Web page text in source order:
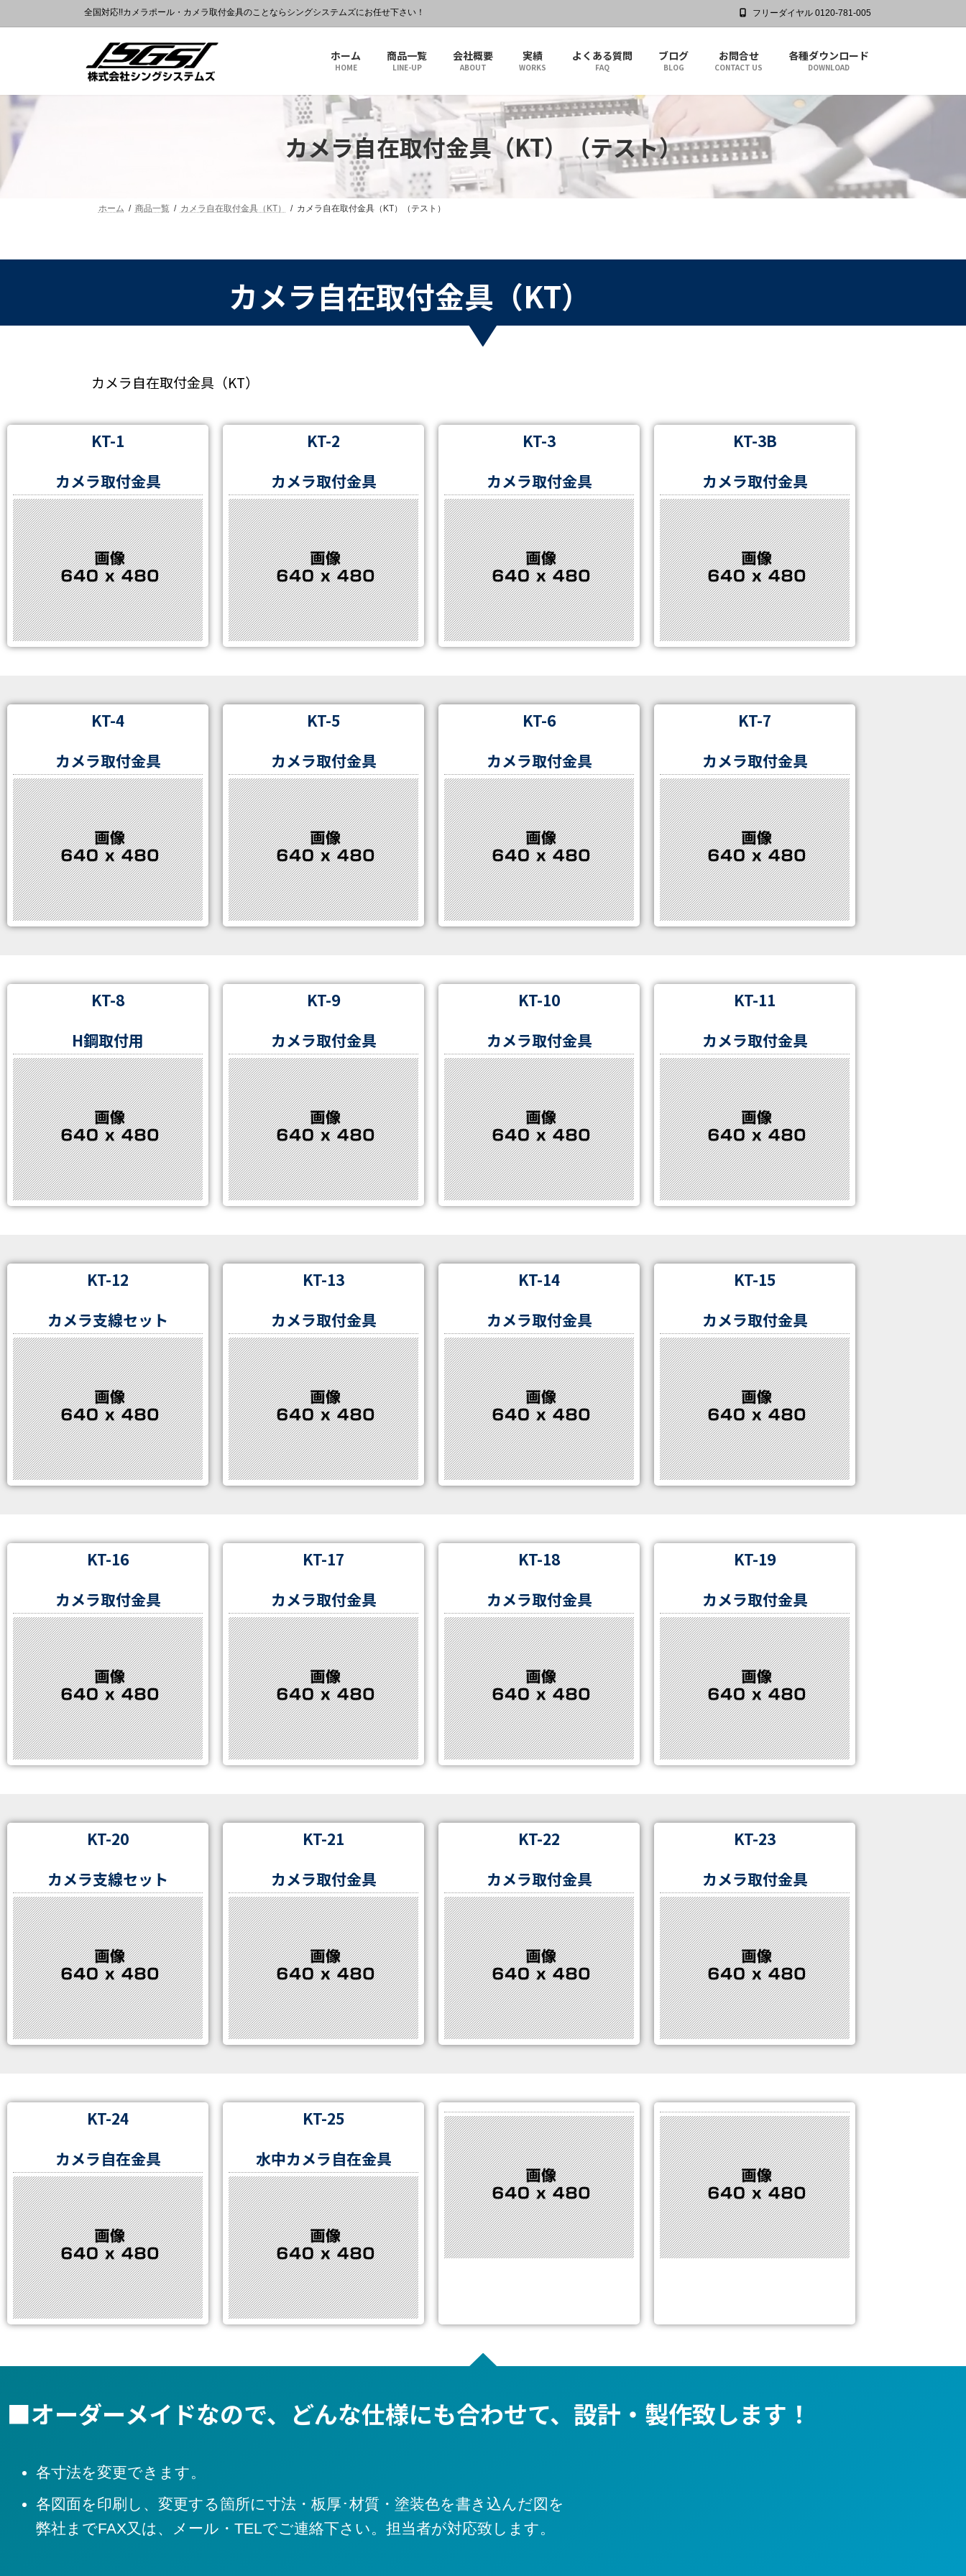
全国対応!!カメラポール・カメラ取付金具のことならシングシステムズにお任せ下さい！ フリーダイヤル 0120-781-005
ホーム
HOME
商品一覧
LINE-UP
会社概要
ABOUT
実績
WORKS
よくある質問
FAQ
ブログ
BLOG
お問合せ
CONTACT US
各種ダウンロード
DOWNLOAD
カメラ自在取付金具（KT）（テスト）
ホーム 商品一覧 カメラ自在取付金具（KT） カメラ自在取付金具（KT）（テスト）
カメラ自在取付金具（KT）
カメラ自在取付金具（KT）​
KT-1
カメラ取付金具
KT-2
カメラ取付金具
KT-3
カメラ取付金具
KT-3B
カメラ取付金具
KT-4
カメラ取付金具
KT-5
カメラ取付金具
KT-6
カメラ取付金具
KT-7
カメラ取付金具
KT-8
H鋼取付用
KT-9
カメラ取付金具
KT-10
カメラ取付金具
KT-11
カメラ取付金具
KT-12
カメラ支線セット
KT-13
カメラ取付金具
KT-14
カメラ取付金具
KT-15
カメラ取付金具
KT-16
カメラ取付金具
KT-17
カメラ取付金具
KT-18
カメラ取付金具
KT-19
カメラ取付金具
KT-20
カメラ支線セット
KT-21
カメラ取付金具
KT-22
カメラ取付金具
KT-23
カメラ取付金具
KT-24
カメラ自在金具
KT-25
水中カメラ自在金具
■オーダーメイドなので、どんな仕様にも合わせて、設計・製作致します！​
各寸法を変更できます。
各図面を印刷し、変更する箇所に寸法・板厚･材質・塗装色を書き込んだ図を
弊社までFAX又は、メール・TELでご連絡下さい。担当者が対応致します。